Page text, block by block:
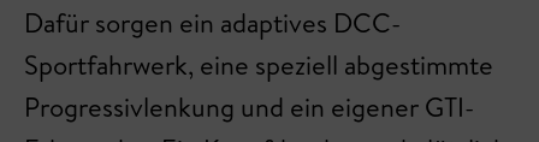
Dafür sorgen ein adaptives DCC-
Sportfahrwerk, eine speziell abgestimmte
Progressivlenkung und ein eigener GTI-